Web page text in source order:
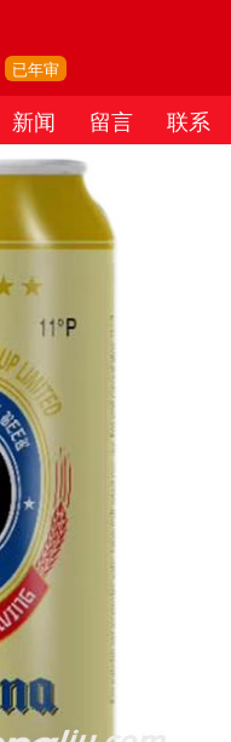
已年审
新闻 留言 联系